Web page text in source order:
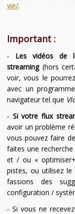
vie/.
Important :
- Les vidéos de
streaming(hors
voir, vous le
avec un
navigateur tel que Vlc
- Si votre flux
avoir un problème
vous pouvez faire
faites une
et / ou «
pistes, ou utilisez le
fassions des
configuration /
- Si vous ne